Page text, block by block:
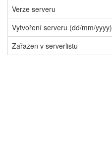
Verze serveru
Vytvoření serveru (dd/mm/yyyy)
Zařazen v serverlistu